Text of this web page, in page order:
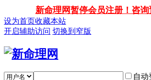
新命理网暂停会员注册！咨询
设为首页收藏本站
开启辅助访问 切换到窄版
自动